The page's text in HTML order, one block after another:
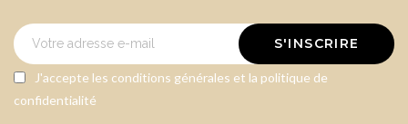
S'INSCRIRE
J'accepte les conditions générales et la politique de
confidentialité